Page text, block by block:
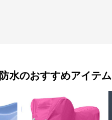
防水のおすすめアイテム